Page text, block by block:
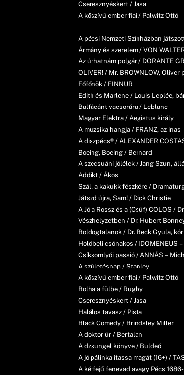
Cseresznyéskert / Jasa
A kőszívű ember fiai / Palwitz Ottó
A pécsi Nemzeti Színházban
Ármány és szerelem / VON
Az úrhatnám polgár / DORANTE
OLIVER! / Mr. BROWNLOW, Oliver
Főfőnök / FINNUR
Edith és Marlene / Louis Leplée,
Balfácánt vacsorára / Leblanc
Magyar Elektra / Aegistus király
A muzsika hangja / FRANZ, az inas
A diszpécs® / ALEXANDER
Boeing, Boeing / Bernard
A szecsuáni jólélek / Jang Szun,
Addikt / Ákos
Száll a kakukk fészkére /
Játszd újra, Sam! / Dick Christie
A Jó a Rossz és a (Csúf) COLOS /
Vészhelyzetben / Dr. Hubert
Boldogtalanok / Dr. Beck Gyula,
Holdbeli csónakos / IDOMENEUS
Csíksomlyói passió / ANNÁS –
A születésnap / Stanley
A kőszívű ember fiai / Palwitz Ottó
Bolha a fülbe / Rugby
Cseresznyéskert / Jasa
Halálos tavasz / Pista
Black Comedy / Brindsley Miller
A doktor úr / Bertalan
A dzsungel könyve / Buldeó
A jó pálinka itassa magát (16+) /
A kétfejű fenevad avagy Pécs